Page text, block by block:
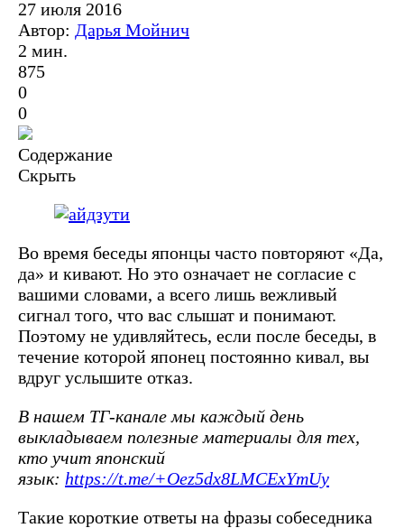
27 июля 2016
Автор: Дарья Мойнич
2 мин.
875
0
0
Содержание
Скрыть
Во время беседы японцы часто повторяют «Да,
да» и кивают. Но это означает не согласие с
вашими словами, а всего лишь вежливый
сигнал того, что вас слышат и понимают.
Поэтому не удивляйтесь, если после беседы, в
течение которой японец постоянно кивал, вы
вдруг услышите отказ.
В нашем ТГ-канале мы каждый день
выкладываем полезные материалы для тех,
кто учит японский
язык: https://t.me/+Oez5dx8LMCExYmUy
Такие короткие ответы на фразы собеседника